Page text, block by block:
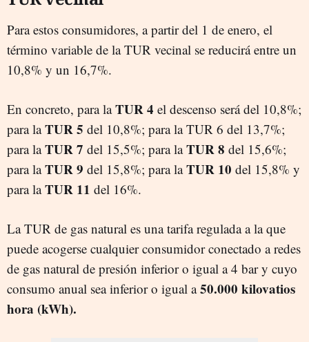
Para estos consumidores, a partir del 1 de enero, el
término variable de la TUR vecinal se reducirá entre un
10,8% y un 16,7%.
En concreto, para laTUR 4 el descenso será del 10,8%;
para laTUR 5 del 10,8%; para la TUR 6 del 13,7%;
para laTUR 7 del 15,5%; para laTUR 8 del 15,6%;
para laTUR 9 del 15,8%; para laTUR 10 del 15,8% y
para laTUR 11 del 16%.
La TUR de gas natural es una tarifa regulada a la que
puede acogerse cualquier consumidor conectado a redes
de gas natural de presión inferior o igual a 4 bar y cuyo
consumo anual sea inferior o igual a50.000 kilovatios
hora (kWh).